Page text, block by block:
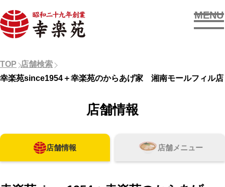
MENU
メニューを見る
新着情報
OUR SUPPORTERS
TOP 店舗検索
幸楽苑since1954＋幸楽苑のからあげ家 湘南モールフィル店
店舗情報
店舗情報 店舗メニュー